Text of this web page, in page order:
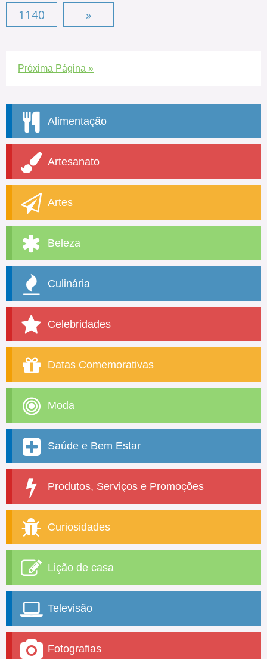
1140
»
Próxima Página »
Alimentação
Artesanato
Artes
Beleza
Culinária
Celebridades
Datas Comemorativas
Moda
Saúde e Bem Estar
Produtos, Serviços e Promoções
Curiosidades
Lição de casa
Televisão
Fotografias